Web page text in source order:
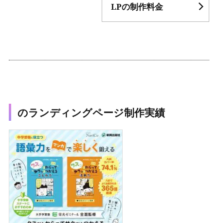
LPの制作料金
のランディングページ制作実績